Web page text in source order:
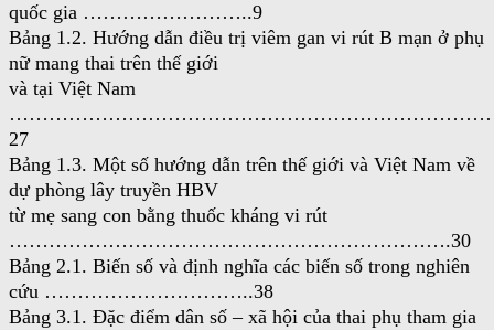
quốc gia ……………………..9
Bảng 1.2. Hướng dẫn điều trị viêm gan vi rút B mạn ở phụ
nữ mang thai trên thế giới
và tại Việt Nam
27
Bảng 1.3. Một số hướng dẫn trên thế giới và Việt Nam về
dự phòng lây truyền HBV
từ mẹ sang con bằng thuốc kháng vi rút
………………………………………………………….30
Bảng 2.1. Biến số và định nghĩa các biến số trong nghiên
cứu …………………………..38
Bảng 3.1. Đặc điểm dân số – xã hội của thai phụ tham gia